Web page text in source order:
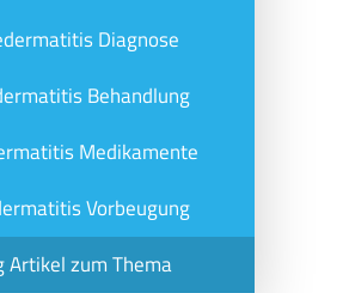
Diagnose
Behandlung
Medikamente
Vorbeugung
Artikel zum Thema